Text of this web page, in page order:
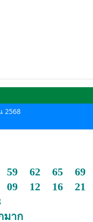
2568
59 62 65
09 12 16
มาก